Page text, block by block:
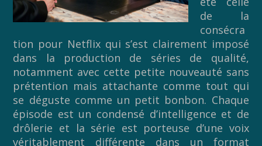
de la
consécra
tion pour Netflix qui s’est clairement imposé
dans la production de séries de qualité,
notamment avec cette petite nouveauté sans
prétention mais attachante comme tout qui
se déguste comme un petit bonbon. Chaque
épisode est un condensé d’intelligence et de
drôlerie et la série est porteuse d’une voix
véritablement différente dans un format